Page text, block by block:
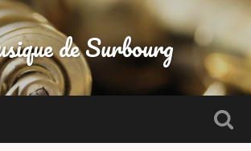
de Surbourg